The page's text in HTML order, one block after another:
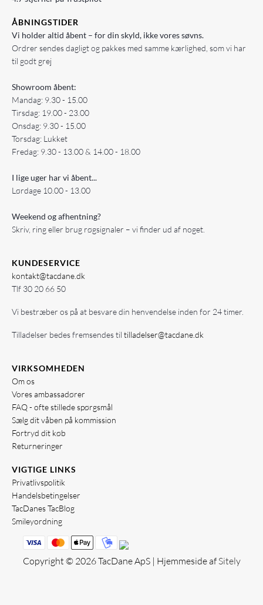
ÅBNINGSTIDER
Vi holder altid åbent – for din skyld, ikke vores søvns.
Ordrer sendes dagligt og pakkes med samme kærlighed, som vi har
til godt grej
Showroom åbent:
Mandag: 9.30 - 15.00
Tirsdag: 19.00 - 23.00
Onsdag: 9.30 - 15.00
Torsdag: Lukket
Fredag: 9.30 - 13.00 & 14.00 - 18.00
I lige uger har vi åbent...
Lørdage 10.00 - 13.00
Weekend og afhentning?
Skriv, ring eller brug røgsignaler – vi finder ud af noget.
KUNDESERVICE
kontakt@tacdane.dk
Tlf 30 20 66 50
Vi bestræber os på at besvare din henvendelse inden for 24 timer.
Tilladelser bedes fremsendes til tilladelser@tacdane.dk
VIRKSOMHEDEN
Om os
Vores ambassadører
FAQ - ofte stillede spørgsmål
Sælg dit våben på kommission
Fortryd dit køb
Returneringer
VIGTIGE LINKS
Privatlivspolitik
Handelsbetingelser
TacDanes TacBlog
Smileyordning
Copyright © 2026 TacDane ApS | Hjemmeside af Sitely